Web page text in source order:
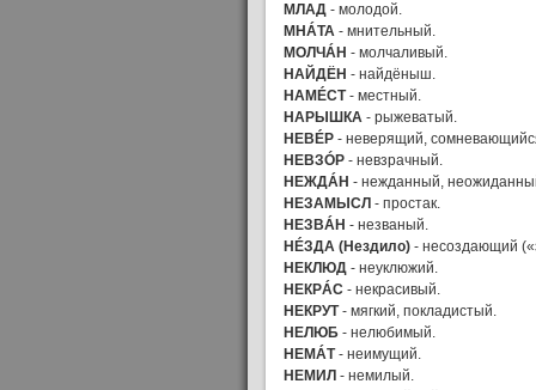
МЛАД - молодой.
МНÁТА - мнительный.
МОЛЧÁН - молчаливый.
НАЙДЁН - найдёныш.
НАМÉСТ- местный.
НАРЫШКА - рыжеватый.
НЕВÉР - неверящий,
НЕВЗÓР - невзрачный.
НЕЖДÁН - нежданный,
НЕЗАМЫСЛ - простак.
НЕЗВÁН - незваный.
НÉЗДА (Нездило) - несоздающий
НЕКЛЮД - неуклюжий.
НЕКРÁС - некрасивый.
НЕКРУТ- мягкий, покладистый.
НЕЛЮБ - нелюбимый.
НЕМÁТ- неимущий.
НЕМИЛ - немилый.